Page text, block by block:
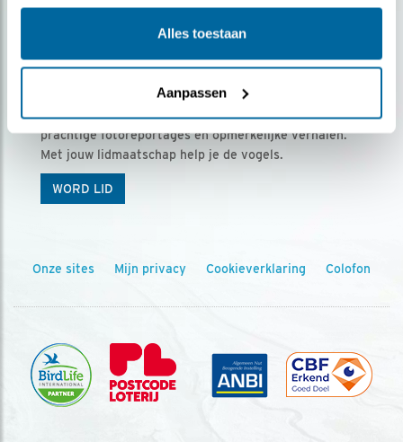
Alles toestaan
Aanpassen
Ontvang 5 x Vogels voor € 36,00 per jaar
Vogels is het tijdschrift voor onze leden, met
prachtige fotoreportages en opmerkelijke verhalen.
Met jouw lidmaatschap help je de vogels.
WORD LID
Onze sites Mijn privacy Cookieverklaring Colofon